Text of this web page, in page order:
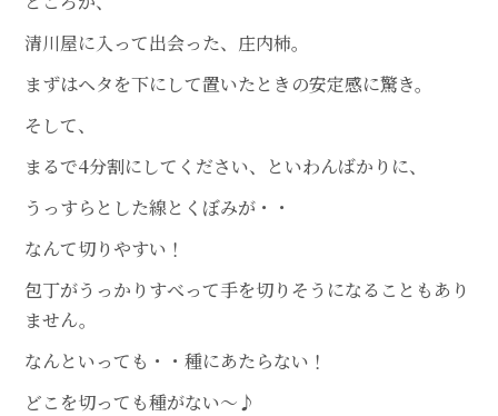
清川屋に入って出会った、庄内柿。
まずはヘタを下にして置いたときの安定感に驚き。
そして、
まるで4分割にしてください、といわんばかりに、
うっすらとした線とくぼみが・・
なんて切りやすい！
包丁がうっかりすべって手を切りそうになることもあり
ません。
なんといっても・・種にあたらない！
どこを切っても種がない～♪